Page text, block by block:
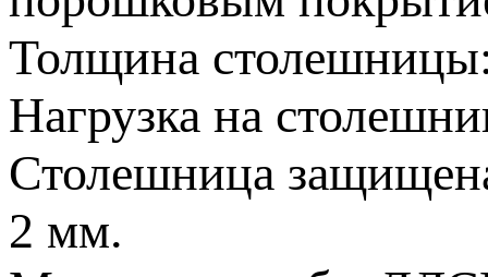
Толщина
Нагрузка на
Столешница
2 мм.